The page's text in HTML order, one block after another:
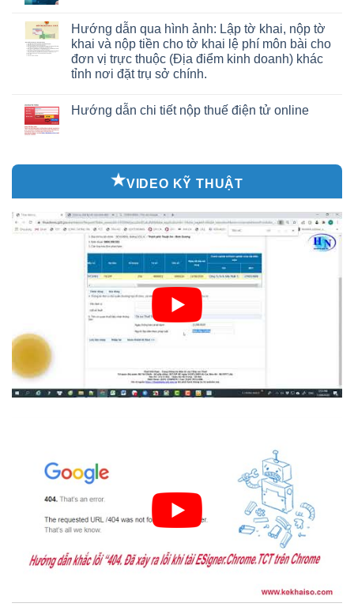
Hướng dẫn qua hình ảnh: Lập tờ khai, nộp tờ
khai và nộp tiền cho tờ khai lệ phí môn bài cho
đơn vị trực thuộc (Địa điểm kinh doanh) khác
tỉnh nơi đặt trụ sở chính.
Hướng dẫn chi tiết nộp thuế điện tử online
VIDEO KỸ THUẬT